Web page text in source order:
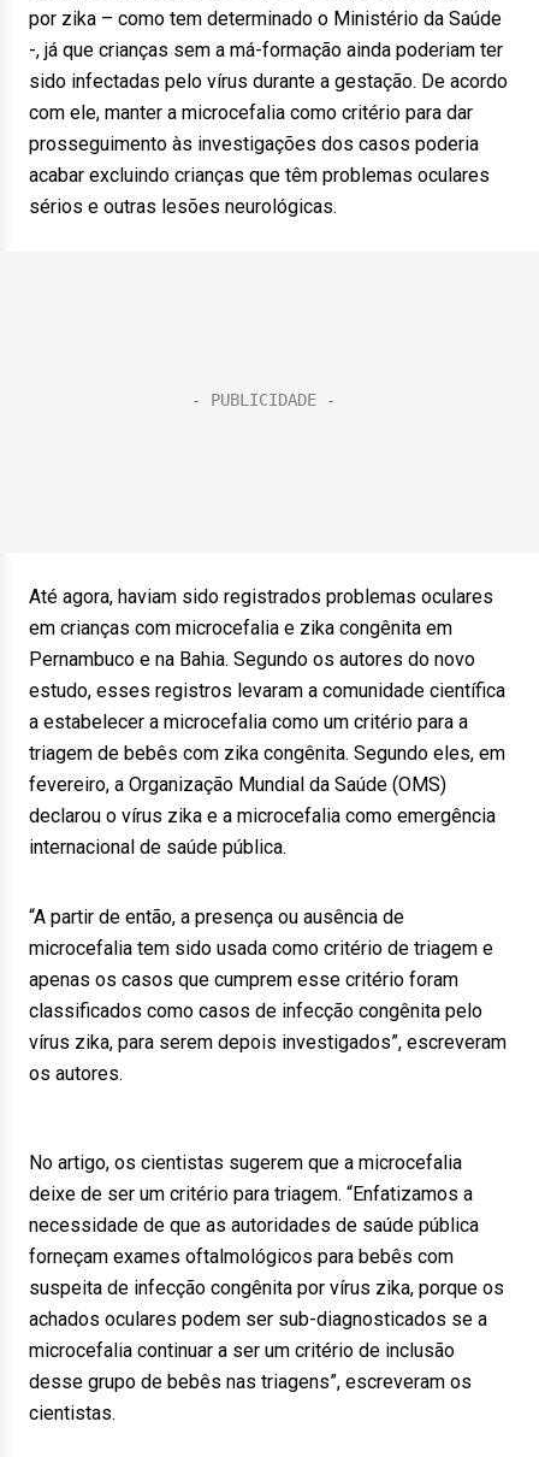
por zika – como tem determinado o Ministério da Saúde
-, já que crianças sem a má-formação ainda poderiam ter
sido infectadas pelo vírus durante a gestação. De acordo
com ele, manter a microcefalia como critério para dar
prosseguimento às investigações dos casos poderia
acabar excluindo crianças que têm problemas oculares
sérios e outras lesões neurológicas.
Até agora, haviam sido registrados problemas oculares
em crianças com microcefalia e zika congênita em
Pernambuco e na Bahia. Segundo os autores do novo
estudo, esses registros levaram a comunidade científica
a estabelecer a microcefalia como um critério para a
triagem de bebês com zika congênita. Segundo eles, em
fevereiro, a Organização Mundial da Saúde (OMS)
declarou o vírus zika e a microcefalia como emergência
internacional de saúde pública.
“A partir de então, a presença ou ausência de
microcefalia tem sido usada como critério de triagem e
apenas os casos que cumprem esse critério foram
classificados como casos de infecção congênita pelo
vírus zika, para serem depois investigados”, escreveram
os autores.
No artigo, os cientistas sugerem que a microcefalia
deixe de ser um critério para triagem. “Enfatizamos a
necessidade de que as autoridades de saúde pública
forneçam exames oftalmológicos para bebês com
suspeita de infecção congênita por vírus zika, porque os
achados oculares podem ser sub-diagnosticados se a
microcefalia continuar a ser um critério de inclusão
desse grupo de bebês nas triagens”, escreveram os
cientistas.